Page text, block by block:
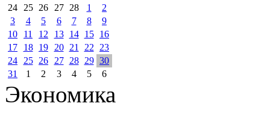
24
25 26 27 28 1
2
3
4 5 6 7 8
9
10
11 12 13 14 15
16
17
18 19 20 21 22
23
24
25 26 27 28 29 30
31
1 2 3 4 5 6
Экономика